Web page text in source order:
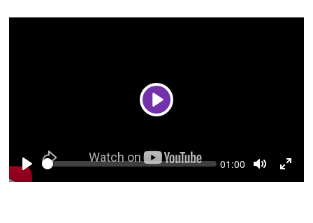
Play
Play
Seek Current
01:00